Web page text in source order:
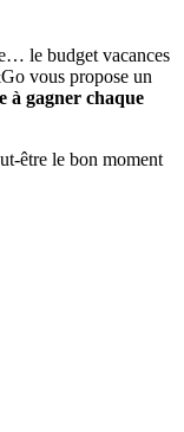
le budget vacances
vous propose un
à gagner chaque
être le bon moment